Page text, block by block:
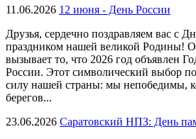
11.06.2026 12 июня - День России
Друзья, сердечно поздравляем вас с
праздником нашей великой Родины!
вызывает то, что 2026 год объявлен
России. Этот символический выбор
силу нашей страны: мы непобедимы,
берегов...
23.06.2026 Саратовский НПЗ: День